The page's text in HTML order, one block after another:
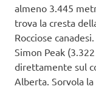
almeno 3.445
trova la cresta
Rocciose
Simon Peak
direttamente sul
Alberta. Sorvola la